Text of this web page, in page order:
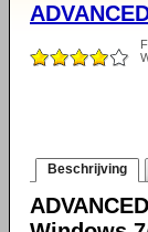
Beschrijving